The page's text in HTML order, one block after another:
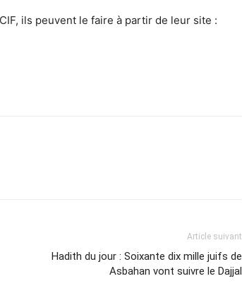
ils peuvent le faire à partir de leur site :
Article suivant
Hadith du jour : Soixante dix mille juifs de
Asbahan vont suivre le Dajjal